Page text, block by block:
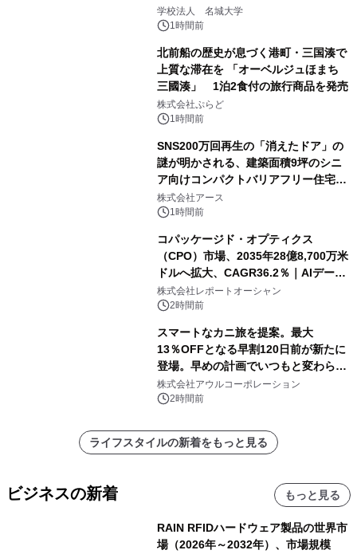
学校法人 名城大学
1時間前
北前船の歴史が息づく港町・三国湊で
上質な滞在を 「オーベルジュほまち
三國湊」 1泊2食付の旅行商品を発売
株式会社ぷらど
1時間前
SNS200万回再生の「消えたドア」の
謎が明かされる、建築面積9坪のシニ
ア向けコンパクトバリアフリー住宅が
誕生
株式会社アース
1時間前
コパッケージド・オプティクス
（CPO）市場、2035年28億8,700万米
ドルへ拡大、CAGR36.2％｜AIデータ
センター・高速光通信需要が成長を加
速
株式会社レポートオーシャン
2時間前
スマートなカニ旅を提案。最大
13％OFFとなる早割120日前が新たに
登場。早めの計画でいつもと変わらぬ
大人の冬旅を。ー夕日ヶ浦温泉「佳松
苑 別邸ふうか」ー
株式会社アウルコーポレーション
2時間前
ライフスタイルの新着をもっと見る
ビジネスの新着 もっと見る
RAIN RFIDハードウェア製品の世界市
場（2026年～2032年）、市場規模